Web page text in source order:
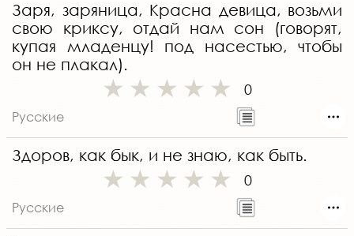
Заря, заряница, Красна девица, возьми
свою криксу, отдай нам сон (говорят,
купая младенцу! под насестью, чтобы
он не плакал).
0
Русские
Здоров, как бык, и не знаю, как быть.
0
Русские